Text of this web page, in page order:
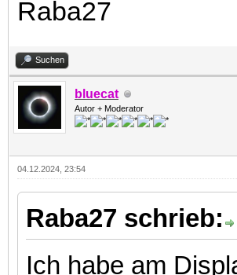
Raba27
Suchen
bluecat
Autor + Moderator
04.12.2024, 23:54
Raba27 schrieb:
Ich habe am